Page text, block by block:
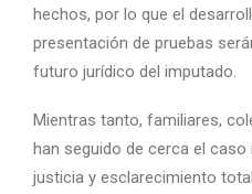
hechos, por lo que el
presentación de pruebas
futuro jurídico del imputado.
Mientras tanto, familiares,
han seguido de cerca el caso
justicia y esclarecimiento